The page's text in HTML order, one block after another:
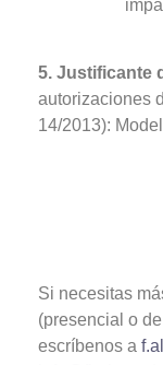
5. Justificante
autorizaciones
14/2013):
Si necesitas
(presencial o
escríbenos a